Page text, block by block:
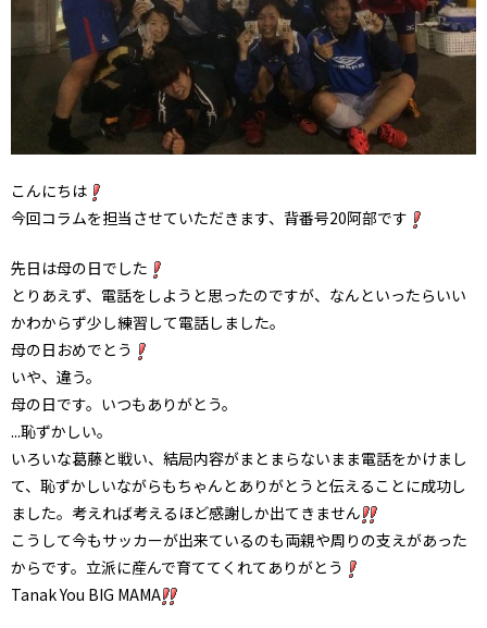
こんにちは
今回コラムを担当させていただきます、背番号20阿部です
先日は母の日でした
とりあえず、電話をしようと思ったのですが、なんといったらいい
かわからず少し練習して電話しました。
母の日おめでとう
いや、違う。
母の日です。いつもありがとう。
...恥ずかしい。
いろいな葛藤と戦い、結局内容がまとまらないまま電話をかけまし
て、恥ずかしいながらもちゃんとありがとうと伝えることに成功し
ました。考えれば考えるほど感謝しか出てきません
こうして今もサッカーが出来ているのも両親や周りの支えがあった
からです。立派に産んで育ててくれてありがとう
Tanak You BIG MAMA